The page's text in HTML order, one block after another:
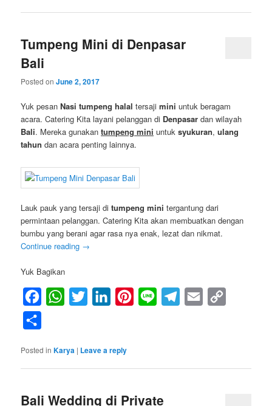
Tumpeng Mini di Denpasar
Bali
Posted onJune 2, 2017
Yuk pesan Nasi tumpeng halal tersajimini untuk beragam
acara. Catering Kita layani pelanggan di Denpasar dan wilayah
Bali. Mereka gunakantumpeng mini untuksyukuran,ulang
tahun dan acara penting lainnya.
Lauk pauk yang tersaji ditumpeng mini tergantung dari
permintaan pelanggan. Catering Kita akan membuatkan dengan
bumbu yang berani agar rasa nya enak, lezat dan nikmat.
Continue reading →
Yuk Bagikan
FacebookWhatsApp
Twitter LinkedInPinterest
Line Telegram
Email
Posted in Karya | Leave a reply
Bali Wedding di Private